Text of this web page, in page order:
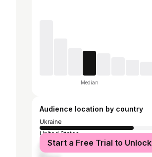
Median
Audience location by country
Ukraine
United States
Russia
Start a Free Trial to Unlock